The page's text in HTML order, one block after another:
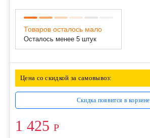
Товаров осталось мало
Осталось менее 5 штук
Цена со скидкой за самовывоз:
Скидка появится в корзине
1 425 Р